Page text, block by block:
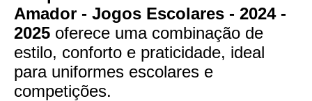
Amador - Jogos Escolares - 2024 -
2025 oferece uma combinação de
estilo, conforto e praticidade, ideal
para uniformes escolares e
competições.